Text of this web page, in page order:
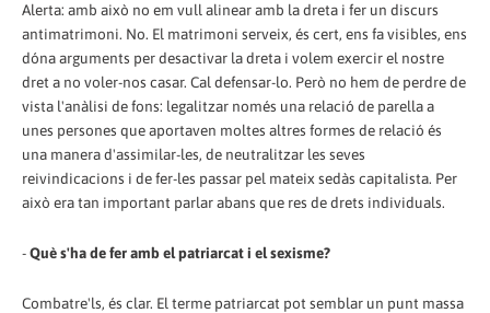
Alerta: amb això no em vull alinear amb la dreta i fer un discurs
antimatrimoni. No. El matrimoni serveix, és cert, ens fa visibles, ens
dóna arguments per desactivar la dreta i volem exercir el nostre
dret a no voler-nos casar. Cal defensar-lo. Però no hem de perdre de
vista l'anàlisi de fons: legalitzar només una relació de parella a
unes persones que aportaven moltes altres formes de relació és
una manera d'assimilar-les, de neutralitzar les seves
reivindicacions i de fer-les passar pel mateix sedàs capitalista. Per
això era tan important parlar abans que res de drets individuals.
-Què s'ha de fer amb el patriarcat i el sexisme?
Combatre'ls, és clar. El terme patriarcat pot semblar un punt massa